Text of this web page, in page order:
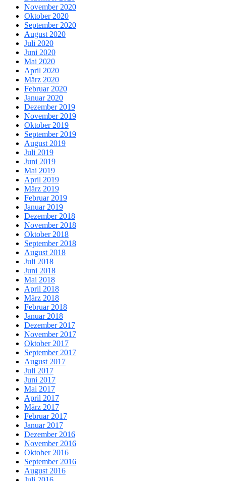
November 2020
Oktober 2020
September 2020
August 2020
Juli 2020
Juni 2020
Mai 2020
April 2020
März 2020
Februar 2020
Januar 2020
Dezember 2019
November 2019
Oktober 2019
September 2019
August 2019
Juli 2019
Juni 2019
Mai 2019
April 2019
März 2019
Februar 2019
Januar 2019
Dezember 2018
November 2018
Oktober 2018
September 2018
August 2018
Juli 2018
Juni 2018
Mai 2018
April 2018
März 2018
Februar 2018
Januar 2018
Dezember 2017
November 2017
Oktober 2017
September 2017
August 2017
Juli 2017
Juni 2017
Mai 2017
April 2017
März 2017
Februar 2017
Januar 2017
Dezember 2016
November 2016
Oktober 2016
September 2016
August 2016